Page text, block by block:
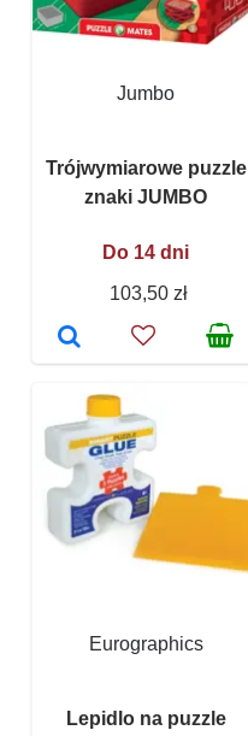
Jumbo
Trójwymiarowe puzzle
znaki JUMBO
Do 14 dni
103,50 zł
Eurographics
Lepidlo na puzzle